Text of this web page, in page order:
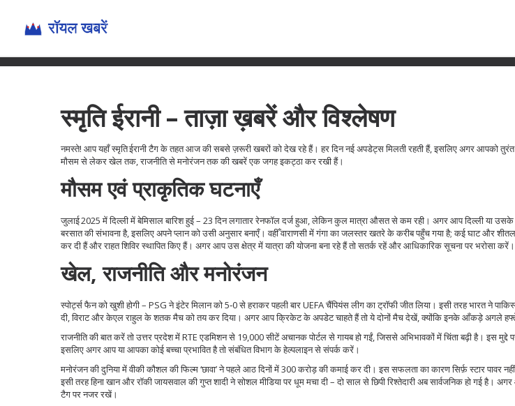
स्मृति ईरानी – ताज़ा ख़बरें और विश्लेषण
नमस्ते! आप यहाँ स्मृति ईरानी टैग के तहत आज की सबसे ज़रूरी खबरों को देख रहे हैं। हर दिन नई अपडेट्स मिलती रहती हैं, इसलिए अगर आपको तुरंत
मौसम से लेकर खेल तक, राजनीति से मनोरंजन तक की खबरें एक जगह इकट्ठा कर रखी हैं।
मौसम एवं प्राकृतिक घटनाएँ
जुलाई 2025 में दिल्ली में बेमिसाल बारिश हुई – 23 दिन लगातार रेनफॉल दर्ज हुआ, लेकिन कुल मात्रा औसत से कम रही। अगर आप दिल्ली या
बरसात की संभावना है, इसलिए अपने प्लान को उसी अनुसार बनाएँ। वहीँ वाराणसी में गंगा का जलस्तर खतरे के करीब पहुँच गया है; कई घाट और
कर दी हैं और राहत शिविर स्थापित किए हैं। अगर आप उस क्षेत्र में यात्रा की योजना बना रहे हैं तो सतर्क रहें और आधिकारिक सूचना पर भरोसा करें।
खेल, राजनीति और मनोरंजन
स्पोर्ट्स फैन को खुशी होगी – PSG ने इंटेर मिलान को 5‑0 से हराकर पहली बार UEFA चैंपियंस लीग का ट्रॉफी जीत लिया। इसी तरह भारत ने
दी, विराट और केएल राहुल के शतक मैच को तय कर दिया। अगर आप क्रिकेट के अपडेट चाहते हैं तो ये दोनों मैच देखें, क्योंकि इनके आँकड़े अगले
राजनीति की बात करें तो उत्तर प्रदेश में RTE एडमिशन से 19,000 सीटें अचानक पोर्टल से गायब हो गईं, जिससे अभिभावकों में चिंता बढ़ी है। इस
इसलिए अगर आप या आपका कोई बच्चा प्रभावित है तो संबंधित विभाग के हेल्पलाइन से संपर्क करें।
मनोरंजन की दुनिया में वीकी कौशल की फिल्म ‘छावा’ ने पहले आठ दिनों में 300 करोड़ की कमाई कर दी। इस सफलता का कारण सिर्फ़ स्टार पावर नहीं,
इसी तरह हिना खान और रॉकी जायसवाल की गुप्त शादी ने सोशल मीडिया पर धूम मचा दी – दो साल से छिपी रिश्तेदारी अब सार्वजनिक हो गई है।
टैग पर नजर रखें।